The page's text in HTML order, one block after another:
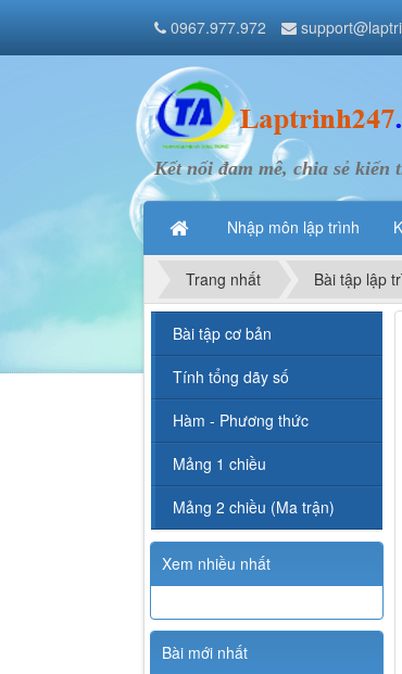
Kết nối đam mê, chia sẻ kiến
Nhập môn lập trình
0967.977.972
Trang nhất Bài tập lập
Bài tập cơ bản
Tính tổng dãy số
Hàm - Phương thức
Mảng 1 chiều
Mảng 2 chiều (Ma trận)
Xem nhiều nhất
Bài mới nhất